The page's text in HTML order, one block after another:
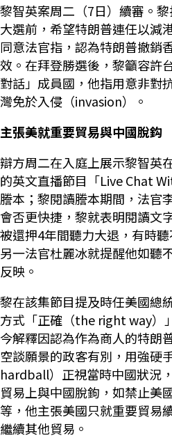
黎智英案周二（7日）續審。
大選前，希望特朗普連任以減
同意法官指，認為特朗普撤銷
效。在拜登勝選後，黎籲容許
對話」成員國，他指用意非對
灣免於入侵（invasion）。
主張美就重要貿易與中國脫鈎
辯方周二在入庭上展示黎智英
的英文直播節目「Live Chat
謄本；黎閱讀謄本期間，法官
會否更快捷，黎就表明閱讀文
被還押4年間聽力大退，有時聽
另一法官杜麗冰就提醒他如聽
反映。
黎在該集節目提及時任美國總
方式「正確（the right way）
今解釋因認為作為商人的特朗
空談願景的政客有別，用強硬
hardball）正視當時中國狀況
貿易上與中國脫鉤，如禁止美
等，他主張美國只就重要貿易
繼續其他貿易。